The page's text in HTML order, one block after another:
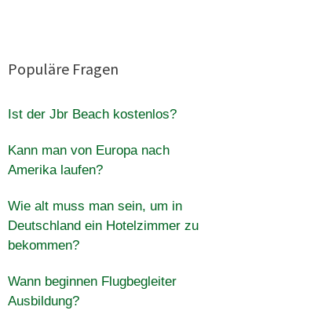
Populäre Fragen
Ist der Jbr Beach kostenlos?
Kann man von Europa nach
Amerika laufen?
Wie alt muss man sein, um in
Deutschland ein Hotelzimmer zu
bekommen?
Wann beginnen Flugbegleiter
Ausbildung?